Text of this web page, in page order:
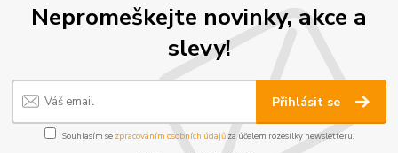
Nepromeškejte novinky, akce a
slevy!
Přihlásit se
Souhlasím se zpracováním osobních údajůza účelem rozesílky newsletteru.